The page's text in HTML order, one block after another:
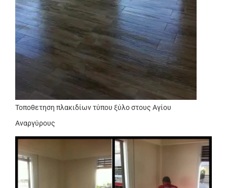
Τοποθετηση πλακιδίων τύπου ξύλο στους Αγίου
Αναργύρους